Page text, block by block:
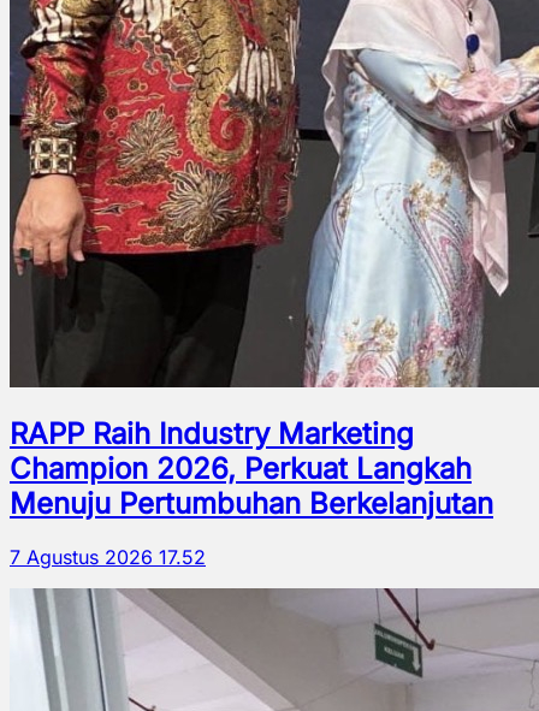
RAPP Raih Industry Marketing
Champion 2026, Perkuat Langkah
Menuju Pertumbuhan Berkelanjutan
7 Agustus 2026 17.52